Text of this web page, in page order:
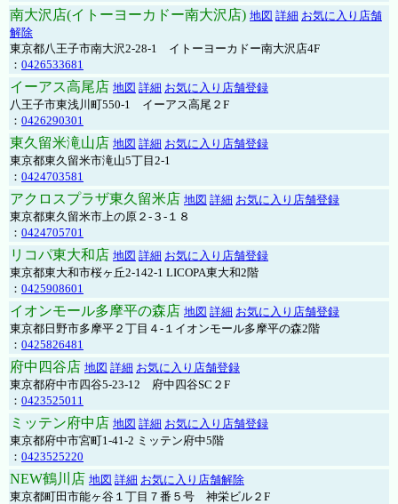
南大沢店(イトーヨーカドー南大沢店) 地図 詳細 お気に入り店舗
解除
東京都八王子市南大沢2-28-1 イトーヨーカドー南大沢店4F
： 0426533681
イーアス高尾店 地図 詳細 お気に入り店舗登録
八王子市東浅川町550-1 イーアス高尾２F
： 0426290301
東久留米滝山店 地図 詳細 お気に入り店舗登録
東京都東久留米市滝山5丁目2-1
： 0424703581
アクロスプラザ東久留米店 地図 詳細 お気に入り店舗登録
東京都東久留米市上の原２-３-１８
： 0424705701
リコパ東大和店 地図 詳細 お気に入り店舗登録
東京都東大和市桜ヶ丘2-142-1 LICOPA東大和2階
： 0425908601
イオンモール多摩平の森店 地図 詳細 お気に入り店舗登録
東京都日野市多摩平２丁目４-１イオンモール多摩平の森2階
： 0425826481
府中四谷店 地図 詳細 お気に入り店舗登録
東京都府中市四谷5-23-12 府中四谷SC２F
： 0423525011
ミッテン府中店 地図 詳細 お気に入り店舗登録
東京都府中市宮町1-41-2 ミッテン府中5階
： 0423525220
NEW鶴川店 地図 詳細 お気に入り店舗解除
東京都町田市能ヶ谷１丁目７番５号 神栄ビル２F